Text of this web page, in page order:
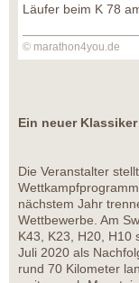
Läufer beim K 78
© marathon4you.de
Ein neuer
Die Veranstalter
nächstem Jahr
Wettbewerbe. Am
K43, K23, H20, H10
Juli 2020 als
rund 70 Kilometer